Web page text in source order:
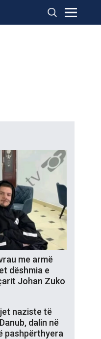
me armë
dëshmia e
Johan Zuko
naziste të
dalin në
pashpërthyera